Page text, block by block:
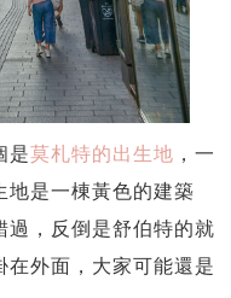
是莫札特的出生地 ，一
地是一棟黃色的建築
過，反倒是舒伯特的就
在外面，大家可能還是